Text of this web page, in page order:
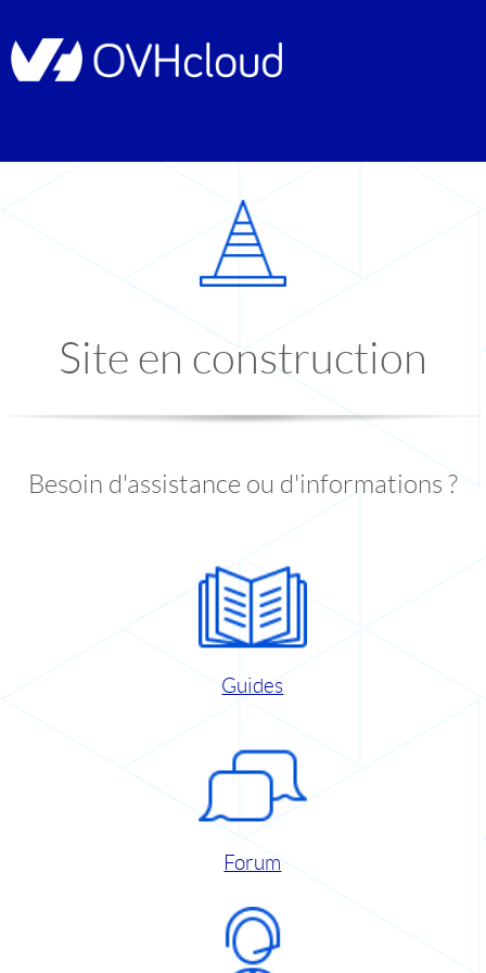
Site en construction
Besoin d'assistance ou d'informations ?
Guides
Forum